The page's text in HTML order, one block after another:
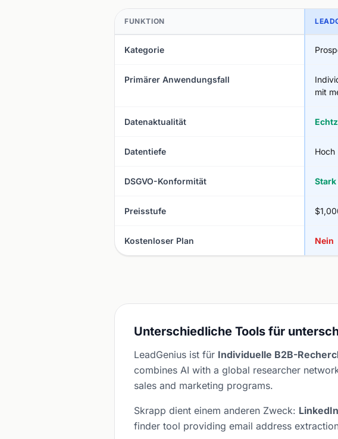
FUNKTION
Kategorie
Primärer Anwendungsfall
mit
Datenaktualität
Datentiefe Hoch
DSGVO-Konformität Stark
Preisstufe
Kostenloser Plan Nein
Unterschiedliche Tools für
LeadGenius ist für Individuelle B2B-
combines AI with a global researcher
sales and marketing programs.
Skrapp dient einem anderen Zweck:
finder tool providing email address